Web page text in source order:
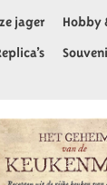
jager
Hobby